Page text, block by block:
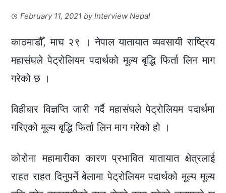
February 11, 2021 byInterview Nepal
काठमाडौँ, माघ २९ । नेपाल यातायात व्यवसायी राष्ट्रिय
महासंघले पेट्रोलियम पदार्थको मूल्य बृद्धि फिर्ता लिन माग
गरेको छ ।
विहीबार विज्ञप्ति जारी गर्दै महासंघले पेट्रोलियम पदार्थमा
गरिएको मूल्य बृद्धि फिर्ता लिन माग गरेको हो ।
कोरोना महामारीका कारण प्रभावित यातायात क्षेत्रलाई
राहत राहत दिनुपर्ने बेलामा पेट्रोलियम पदार्थको मूल्य मूल्य